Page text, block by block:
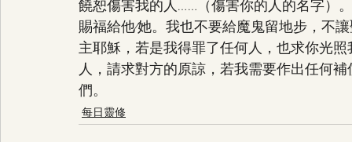
饒恕傷害我的人……（傷害你的人的名字）
賜福給他∕她。我也不要給魔鬼留地步，不
主耶穌，若是我得罪了任何人，也求你光
人，請求對方的原諒，若我需要作出任何
們。
每日靈修